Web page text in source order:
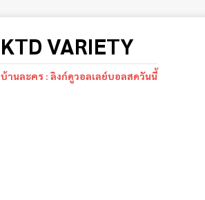
KTD VARIETY
บ้านละคร : ลิงก์ดูวอลเลย์บอลสดวันนี้